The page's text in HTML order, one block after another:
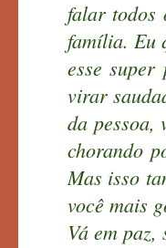
falar todos
família. Eu
esse
virar
da pessoa,
chorando
Mas isso
você mais
Vá em